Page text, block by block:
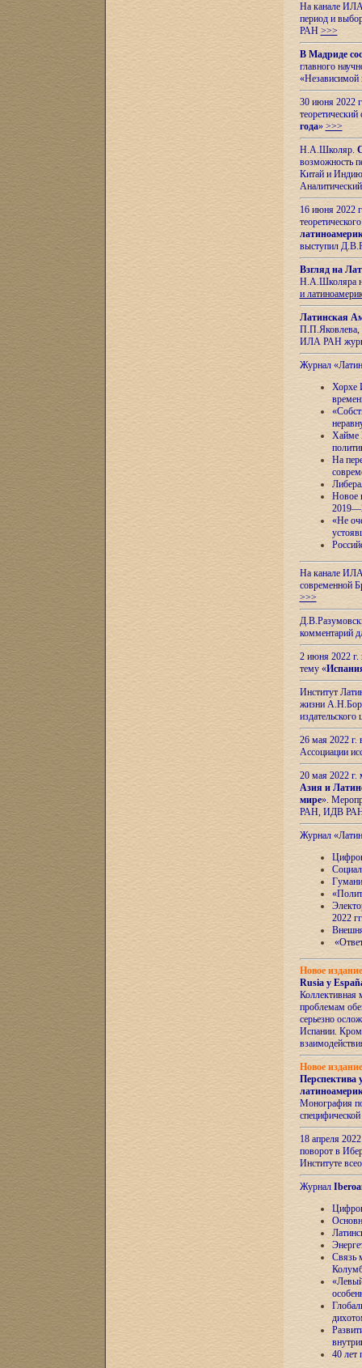
На канале
период и
РАН >>>
В Мадриде
главного
«Независимой
30 июня 2022
года» >>>
Н.А.Школяр.
возможность
Китай и
16 июня 2022
выступил
Взгляд на
Н.А.Школяра
и
Латинская
П.П.Яковлева,
ИЛА РАН
Журнал
Хорхе
Хайме
На
Новое
«Не
На канале ИЛА
современной
>>>
комментарий
2 июня 2022 г.
тему «
Институт
жизни
26 мая 2022
Ассоциации
20 мая 2022
Азия и
мире».
РАН, ИДВ
Журнал
2022
Новое
Rusia y
Коллективная
проблемам
серьезно
Испании.
Новое
Перспектива
Монография
18 апреля
поворот в
Институте
Журнал
Связь
40 лет